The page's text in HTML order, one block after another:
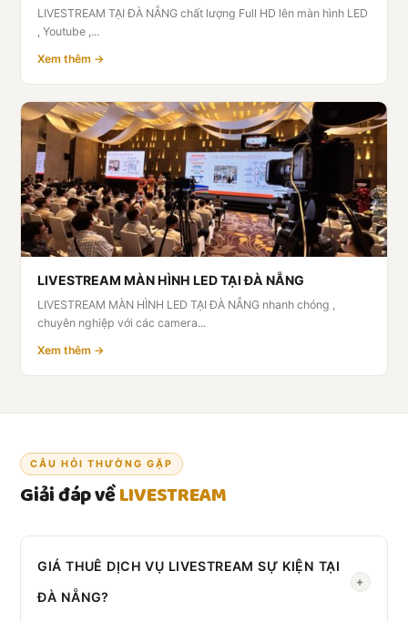
LIVESTREAM TẠI ĐÀ NẴNG chất lượng Full HD lên màn hình LED
, Youtube ,...
Xem thêm →
LIVESTREAM MÀN HÌNH LED TẠI ĐÀ NẴNG
LIVESTREAM MÀN HÌNH LED TẠI ĐÀ NẴNG nhanh chóng ,
chuyên nghiệp với các camera...
Xem thêm →
CÂU HỎI THƯỜNG GẶP
Giải đáp vềLIVESTREAM
GIÁ THUÊ DỊCH VỤ LIVESTREAM SỰ KIỆN TẠI
ĐÀ NẴNG?
+